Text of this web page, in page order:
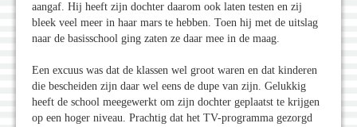
aangaf. Hij heeft zijn dochter daarom ook laten testen en zij
bleek veel meer in haar mars te hebben. Toen hij met de uitslag
naar de basisschool ging zaten ze daar mee in de maag.
Een excuus was dat de klassen wel groot waren en dat kinderen
die bescheiden zijn daar wel eens de dupe van zijn. Gelukkig
heeft de school meegewerkt om zijn dochter geplaatst te krijgen
op een hoger niveau. Prachtig dat het TV-programma gezorgd